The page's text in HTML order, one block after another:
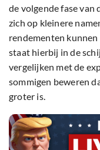
de volgende fase van
zich op kleinere
rendementen
staat hierbij in de
vergelijken met de
sommigen beweren
groter is.